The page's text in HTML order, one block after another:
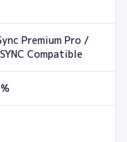
Premium Pro /
Compatible